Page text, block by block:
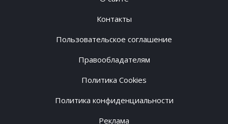
Контакты
Пользовательское соглашение
Правообладателям
Политика Cookies
Политика конфиденциальности
Реклама